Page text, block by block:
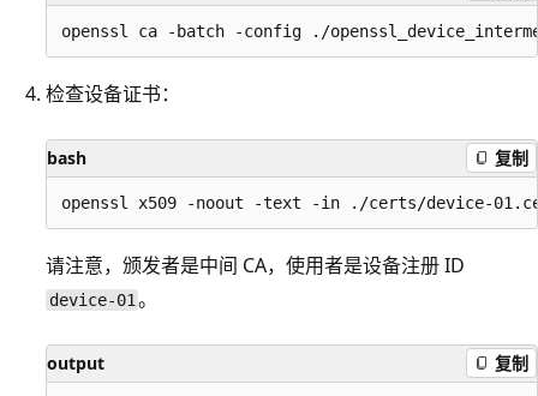
检查设备证书：
bash 复制
请注意，颁发者是中间 CA，使用者是设备注册 ID
device-01 。
output 复制